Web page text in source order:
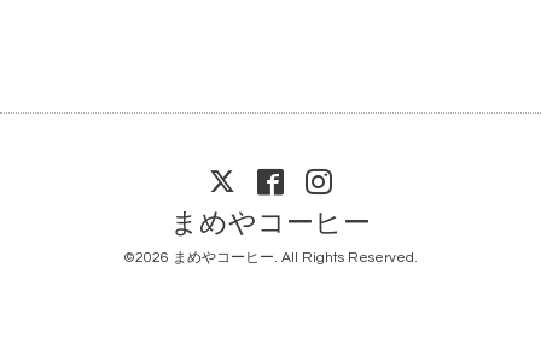
まめやコーヒー
©2026 まめやコーヒー. All Rights Reserved.